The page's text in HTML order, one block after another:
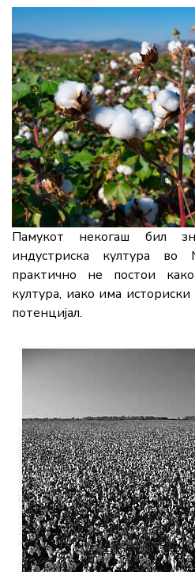
Памукот некогаш бил
индустриска култура во
практично не постои
култура, иако има
потенцијал.